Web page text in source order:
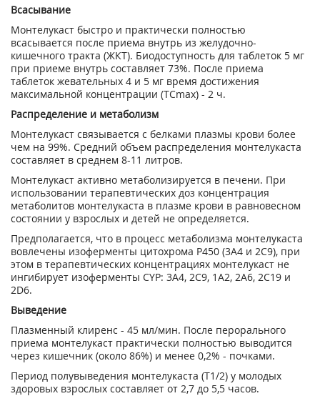
Всасывание
Монтелукаст быстро и практически полностью
всасывается после приема внутрь из желудочно-
кишечного тракта (ЖКТ). Биодоступность для таблеток 5 мг
при приеме внутрь составляет 73%. После приема
таблеток жевательных 4 и 5 мг время достижения
максимальной концентрации (ТСmах) - 2 ч.
Распределение и метаболизм
Монтелукаст связывается с белками плазмы крови более
чем на 99%. Средний объем распределения монтелукаста
составляет в среднем 8-11 литров.
Монтелукаст активно метаболизируется в печени. При
использовании терапевтических доз концентрация
метаболитов монтелукаста в плазме крови в равновесном
состоянии у взрослых и детей не определяется.
Предполагается, что в процесс метаболизма монтелукаста
вовлечены изоферменты цитохрома Р450 (3А4 и 2С9), при
этом в терапевтических концентрациях монтелукаст не
ингибирует изоферменты CYP: 3А4, 2С9, 1А2, 2А6, 2С19 и
2D6.
Выведение
Плазменный клиренс - 45 мл/мин. После перорального
приема монтелукаст практически полностью выводится
через кишечник (около 86%) и менее 0,2% - почками.
Период полувыведения монтелукаста (Т1/2) у молодых
здоровых взрослых составляет от 2,7 до 5,5 часов.